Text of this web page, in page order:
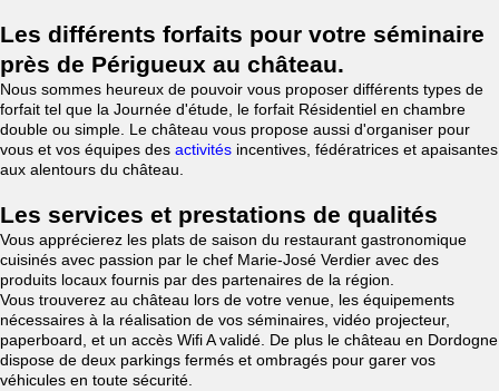
Les différents forfaits pour votre séminaire
près de Périgueux au château.
Nous sommes heureux de pouvoir vous proposer différents types de
forfait tel que la Journée d'étude, le forfait Résidentiel en chambre
double ou simple. Le château vous propose aussi d'organiser pour
vous et vos équipes des activités incentives, fédératrices et apaisantes
aux alentours du château.
Les services et prestations de qualités
Vous apprécierez les plats de saison du restaurant gastronomique
cuisinés avec passion par le chef Marie-José Verdier avec des
produits locaux fournis par des partenaires de la région.
Vous trouverez au château lors de votre venue, les équipements
nécessaires à la réalisation de vos séminaires, vidéo projecteur,
paperboard, et un accès Wifi A validé. De plus le château en Dordogne
dispose de deux parkings fermés et ombragés pour garer vos
véhicules en toute sécurité.